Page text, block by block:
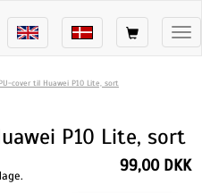
cover til Huawei P10 Lite, sort
P10 Lite, sort
99,00 DKK